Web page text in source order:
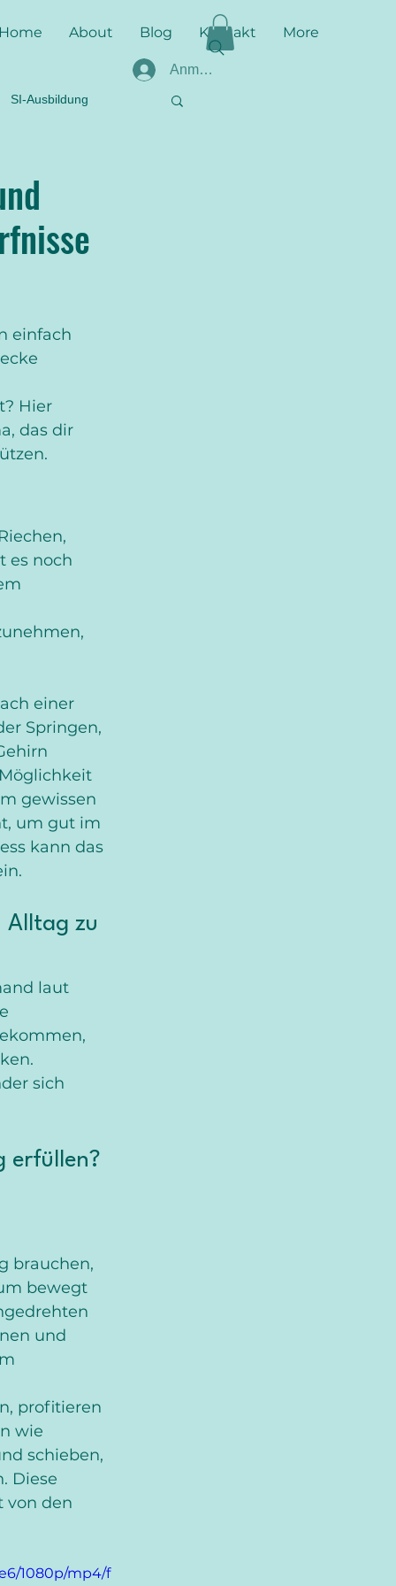
About Blog Kontakt More
Anmelden
SI-Ausbildung
harte Fakten
einfach
Hier
das dir
es noch
einer
Springen,
gewissen
um gut im
kann das
Alltag zu
laut
sich
erfüllen?
brauchen,
bewegt
und
profitieren
wie
schieben,
Diese
von den
1080p/mp4/f